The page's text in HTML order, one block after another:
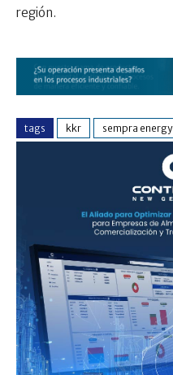
región.
tags kkr sempra energy